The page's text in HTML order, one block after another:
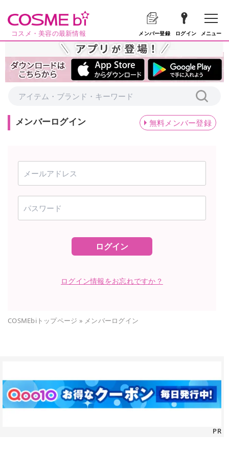
コスメ・美容の最新情報 メンバー登録 ログイン メニュー
メンバーログイン 無料メンバー登録
ログイン
ログイン情報をお忘れですか？
COSMEbiトップページ » メンバーログイン
PR